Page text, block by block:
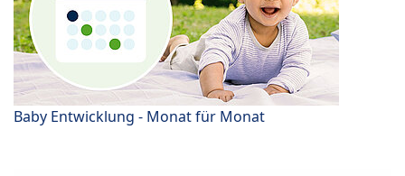
Baby Entwicklung - Monat für Monat